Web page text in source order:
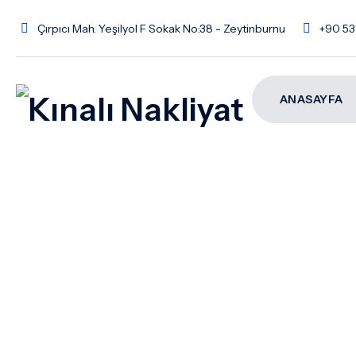
Çırpıcı Mah. Yeşilyol F Sokak No:38 - Zeytinburnu +90
ANASAYFA